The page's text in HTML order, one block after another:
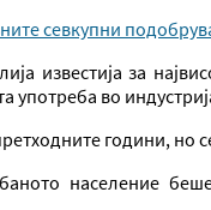
севкупни
известија за
употреба во
години, но
население